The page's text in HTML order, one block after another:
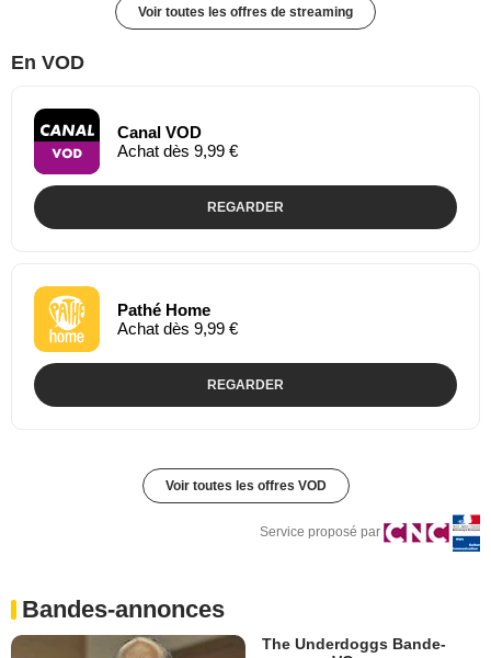
Voir toutes les offres de streaming
En VOD
Canal VOD
Achat dès 9,99 €
REGARDER
Pathé Home
Achat dès 9,99 €
REGARDER
Voir toutes les offres VOD
Service proposé par
Bandes-annonces
The Underdoggs Bande-